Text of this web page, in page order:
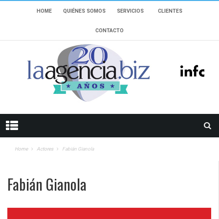
HOME QUIÉNES SOMOS SERVICIOS CLIENTES
CONTACTO
Home Actores Fabián Gianola
Fabián Gianola